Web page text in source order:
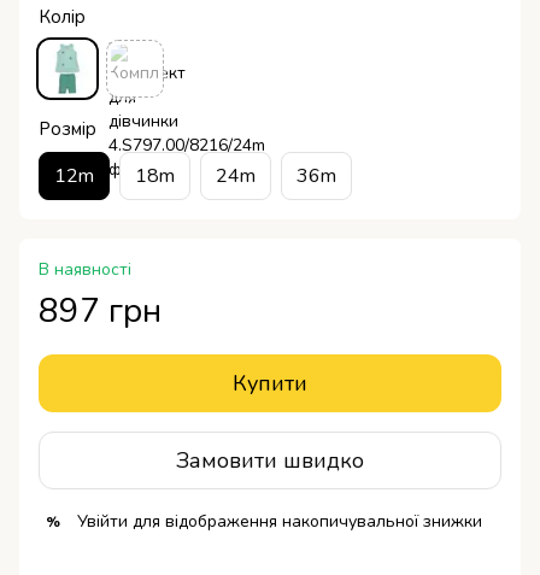
Колір
Розмір
12m 18m 24m 36m
В наявності
897 грн
Купити
Замовити швидко
% Увійти для відображення накопичувальної знижки